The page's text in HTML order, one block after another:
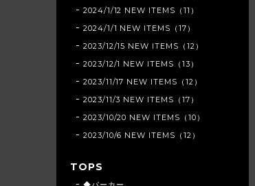
2024/1/12 NEW ITEMS（11）
2024/1/1 NEW ITEMS（17）
2023/12/15 NEW ITEMS（12）
2023/12/1 NEW ITEMS（13）
2023/11/17 NEW ITEMS（12）
2023/11/3 NEW ITEMS（17）
2023/10/20 NEW ITEMS（10）
2023/10/6 NEW ITEMS（12）
TOPS